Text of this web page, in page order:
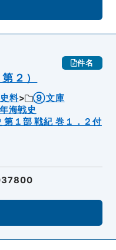
件名
２）
料
⑨文庫
海戦史
第１部 戦紀 巻１．２付